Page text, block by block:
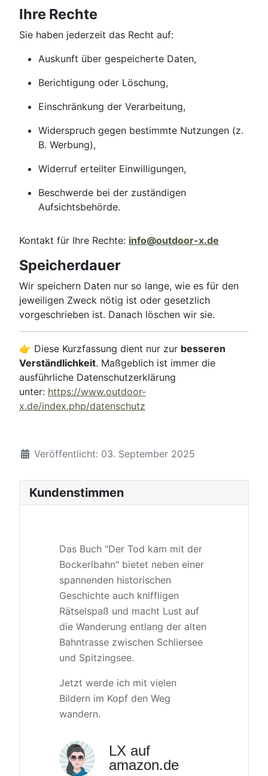
Ihre Rechte
Sie haben jederzeit das Recht auf:
Auskunft über gespeicherte Daten,
Berichtigung oder Löschung,
Einschränkung der Verarbeitung,
Widerspruch gegen bestimmte Nutzungen (z.
B. Werbung),
Widerruf erteilter Einwilligungen,
Beschwerde bei der zuständigen
Aufsichtsbehörde.
Kontakt für Ihre Rechte: info@outdoor-x.de
Speicherdauer
Wir speichern Daten nur so lange, wie es für den
jeweiligen Zweck nötig ist oder gesetzlich
vorgeschrieben ist. Danach löschen wir sie.
👉 Diese Kurzfassung dient nur zur besseren
Verständlichkeit. Maßgeblich ist immer die
ausführliche Datenschutzerklärung
unter: https://www.outdoor-
x.de/index.php/datenschutz
Details
Veröffentlicht: 03. September 2025
Kundenstimmen
Das Buch "Der Tod kam mit der
Bockerlbahn" bietet neben einer
spannenden historischen
Geschichte auch kniffligen
Rätselspaß und macht Lust auf
die Wanderung entlang der alten
Bahntrasse zwischen Schliersee
und Spitzingsee.
Jetzt werde ich mit vielen
Bildern im Kopf den Weg
wandern.
LX auf
amazon.de